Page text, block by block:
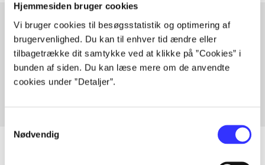
Hjemmesiden bruger cookies
Vi bruger cookies til besøgsstatistik og optimering af
brugervenlighed. Du kan til enhver tid ændre eller
tilbagetrække dit samtykke ved at klikke på ”Cookies” i
bunden af siden. Du kan læse mere om de anvendte
cookies under ”Detaljer”.
Nødvendig
Artikler med samme emner
Fra